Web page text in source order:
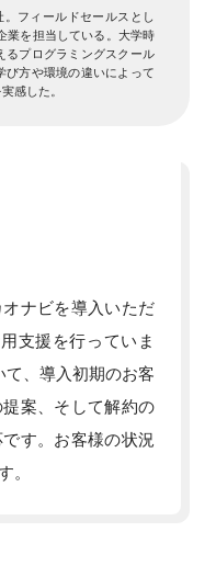
フィールドセールスとし
業を担当している。大学時
るプログラミングスクール
方や環境の違いによって
感した。
ナビを導入いただ
支援を行っていま
、導入初期のお客
案、そして解約の
す。お客様の状況